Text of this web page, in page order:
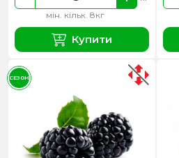
мін. кільк. 8кг
Купити
СЕЗОН